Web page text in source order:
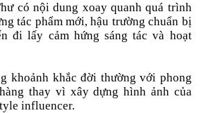
có nội dung xoay quanh quá trình
tác phẩm mới, hậu trường chuẩn bị
đi lấy cảm hứng sáng tác và hoạt
khoảnh khắc đời thường với phong
thay vì xây dựng hình ảnh của
influencer.